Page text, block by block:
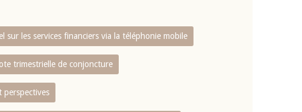
sur les services financiers via la téléphonie mobile
trimestrielle de conjoncture
perspectives